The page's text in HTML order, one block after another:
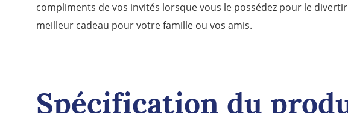
compliments de vos invités lorsque vous le possédez pour le
meilleur cadeau pour votre famille ou vos amis.
Spécification du